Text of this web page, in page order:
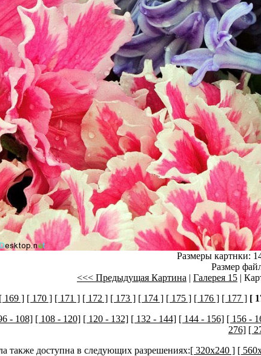
Размеры картнки:
Размер
<<< Предыдущая Картина | Галерея 15 |
[ 169 ] [ 170 ] [ 171 ] [ 172 ] [ 173 ] [ 174 ] [ 175 ] [ 176 ] [ 177 ] [
- 108] [ 108 - 120] [ 120 - 132] [ 132 - 144] [ 144 - 156] [ 156 -
276] [
также доступна в следующих разрешениях:[ 320x240 ] [